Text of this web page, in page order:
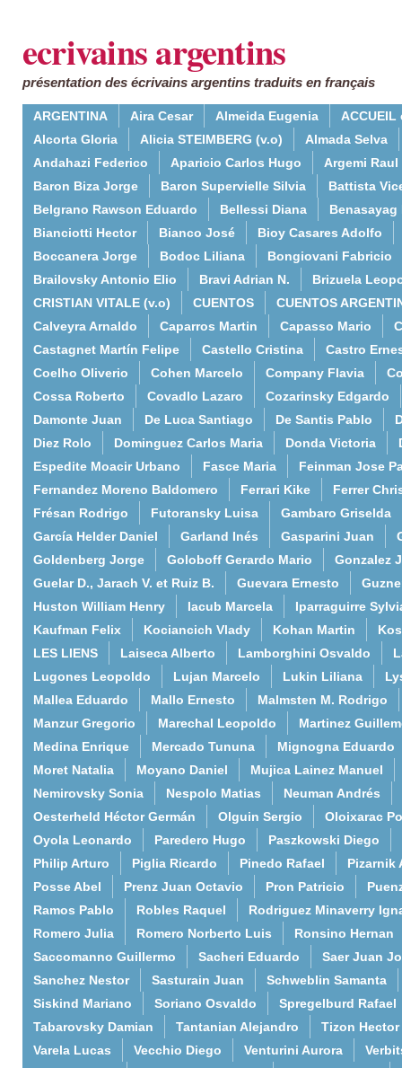
ecrivains argentins
présentation des écrivains argentins traduits en français
ARGENTINA Aira Cesar Almeida Eugenia
ACCUEIL
Alcorta Gloria
Alicia STEIMBERG (v.o)
Almada Selva
Andahazi Federico
Aparicio Carlos Hugo
Argemi Raul
Baron Biza Jorge
Baron Supervielle Silvia
Battista
Belgrano Rawson Eduardo
Bellessi Diana
Benasayag
Bianciotti Hector
Bianco José
Bioy Casares Adolfo
Boccanera Jorge
Bodoc Liliana
Bongiovani Fabricio
Brailovsky Antonio Elio
Bravi Adrian N.
Brizuela
CRISTIAN VITALE (v.o)
CUENTOS
CUENTOS
Calveyra Arnaldo
Caparros Martin Capasso Mario
Castagnet Martín Felipe
Castello Cristina
Castro
Coelho Oliverio
Cohen Marcelo Company Flavia
Cossa Roberto
Covadlo Lazaro
Cozarinsky Edgardo
Damonte Juan
De Luca Santiago De Santis Pablo
Diez Rolo
Dominguez Carlos Maria Donda Victoria
Espedite Moacir Urbano
Fasce Maria
Feinman Jose
Fernandez Moreno Baldomero
Ferrari Kike
Ferrer
Frésan Rodrigo
Futoransky Luisa
Gambaro Griselda
García Helder Daniel
Garland Inés Gasparini Juan
Goldenberg Jorge
Goloboff Gerardo Mario
Gonzalez
Guelar D., Jarach V. et Ruiz B.
Guevara Ernesto
Huston William Henry
Iacub Marcela
Iparraguirre
Kaufman Felix
Kociancich Vlady Kohan Martin
LES LIENS
Laiseca Alberto Lamborghini Osvaldo
Lugones Leopoldo
Lujan Marcelo Lukin Liliana
Mallea Eduardo
Mallo Ernesto
Malmsten M. Rodrigo
Manzur Gregorio
Marechal Leopoldo
Martinez
Medina Enrique
Mercado Tununa
Mignogna Eduardo
Moret Natalia
Moyano Daniel
Mujica Lainez Manuel
Nemirovsky Sonia
Nespolo Matias
Neuman Andrés
Oesterheld Héctor Germán
Olguin Sergio
Oloixarac
Oyola Leonardo
Paredero Hugo
Paszkowski Diego
Philip Arturo
Piglia Ricardo Pinedo Rafael
Pizarnik
Posse Abel
Prenz Juan Octavio Pron Patricio
Ramos Pablo
Robles Raquel
Rodriguez Minaverry
Romero Julia
Romero Norberto Luis
Ronsino Hernan
Saccomanno Guillermo
Sacheri Eduardo
Saer Juan
Sanchez Nestor
Sasturain Juan
Schweblin Samanta
Siskind Mariano
Soriano Osvaldo
Spregelburd Rafael
Tabarovsky Damian
Tantanian Alejandro
Tizon Hector
Varela Lucas
Vecchio Diego Venturini Aurora